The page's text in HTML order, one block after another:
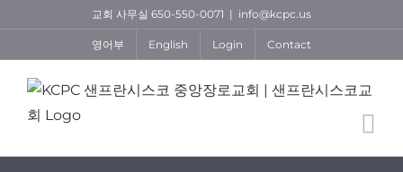
content
교회 사무실 650-550-0071 | info@kcpc.us
영어부 English Login Contact